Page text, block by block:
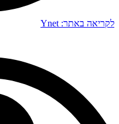
לקריאה באתר: Ynet